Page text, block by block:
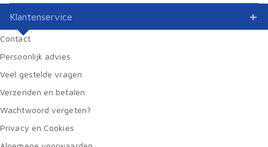
Klantenservice
Contact
Persoonlijk advies
Veel gestelde vragen
Verzenden en betalen
Wachtwoord vergeten?
Privacy en Cookies